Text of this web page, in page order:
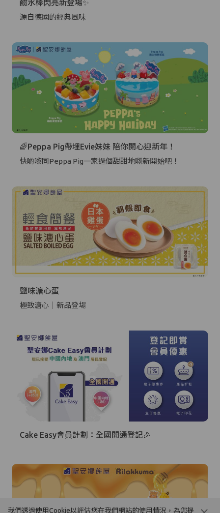
鹼水棒閃亮新登場✨
源自德國的經典風味
🌈Peppa Pig帶埋Evie妹妹 陪你開心迎新年！
快啲嚟同Peppa Pig一家過個甜甜地嘅新開始吧！
鹽味溏心蛋
極致溏心｜新品登場
Cake Easy會員計劃：全國開通登記🎉
我們透過使用Cookie以評估您在我們網站的使用情況，為您提